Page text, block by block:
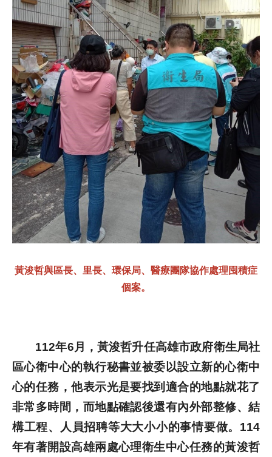
黃浚哲與區長、里長、環保局、醫療團隊協作處理囤積症
個案。
112年6月，黃浚哲升任高雄市政府衛生局社
區心衛中心的執行秘書並被委以設立新的心衛中
心的任務，他表示光是要找到適合的地點就花了
非常多時間，而地點確認後還有內外部整修、結
構工程、人員招聘等大大小小的事情要做。114
年有著開設高雄兩處心理衛生中心任務的黃浚哲